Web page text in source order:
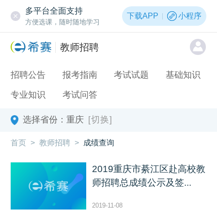
多平台全面支持
方便选课，随时随地学习
下载APP 小程序
教师招聘
招聘公告 报考指南 考试试题 基础知识
专业知识 考试问答
选择省份： 重庆 [切换]
首页 > 教师招聘 > 成绩查询
2019重庆市綦江区赴高校教
师招聘总成绩公示及签...
2019-11-08